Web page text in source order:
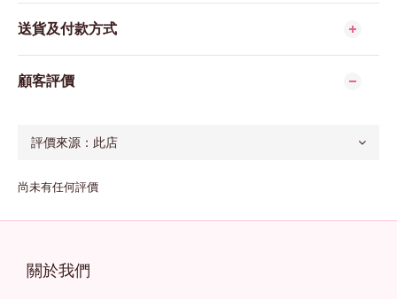
送貨及付款方式
顧客評價
尚未有任何評價
關於我們